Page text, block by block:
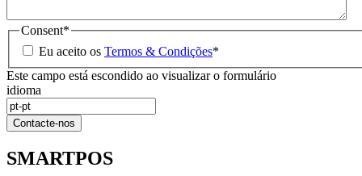
Consent*
Eu aceito os Termos & Condições*
Este campo está escondido ao visualizar o formulário
idioma
Contacte-nos
SMARTPOS